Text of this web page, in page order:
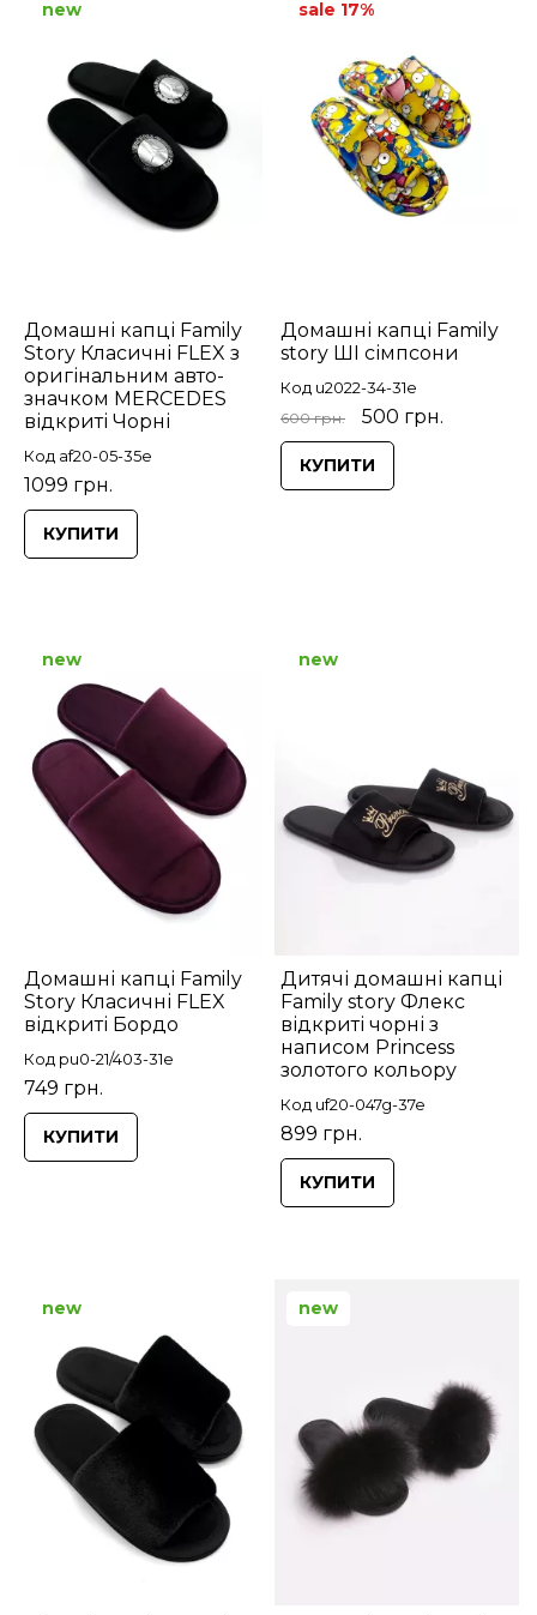
Домашні капці Family
Story Класичні FLEX з
оригінальним авто-
значком MERCEDES
відкриті Чорні
Код af20-05-35e
1099 грн.
new
КУПИТИ
Домашні капці Family
story ШІ сімпсони
Код u2022-34-31e
600 грн. 500 грн.
sale 17%
КУПИТИ
Домашні капці Family
Story Класичні FLEX
відкриті Бордо
Код pu0-21/403-31e
749 грн.
new
КУПИТИ
Дитячі домашні капці
Family story Флекс
відкриті чорні з
написом Princess
золотого кольору
Код uf20-047g-37e
899 грн.
new
КУПИТИ
new new